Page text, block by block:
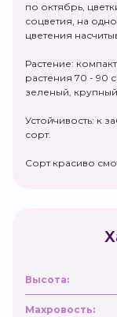
по октябрь,
соцветия, на
цветения
Растение:
растения 70 - 90
зеленый,
Устойчивость: к
сорт.
Сорт красиво
Высота:
Махровость: